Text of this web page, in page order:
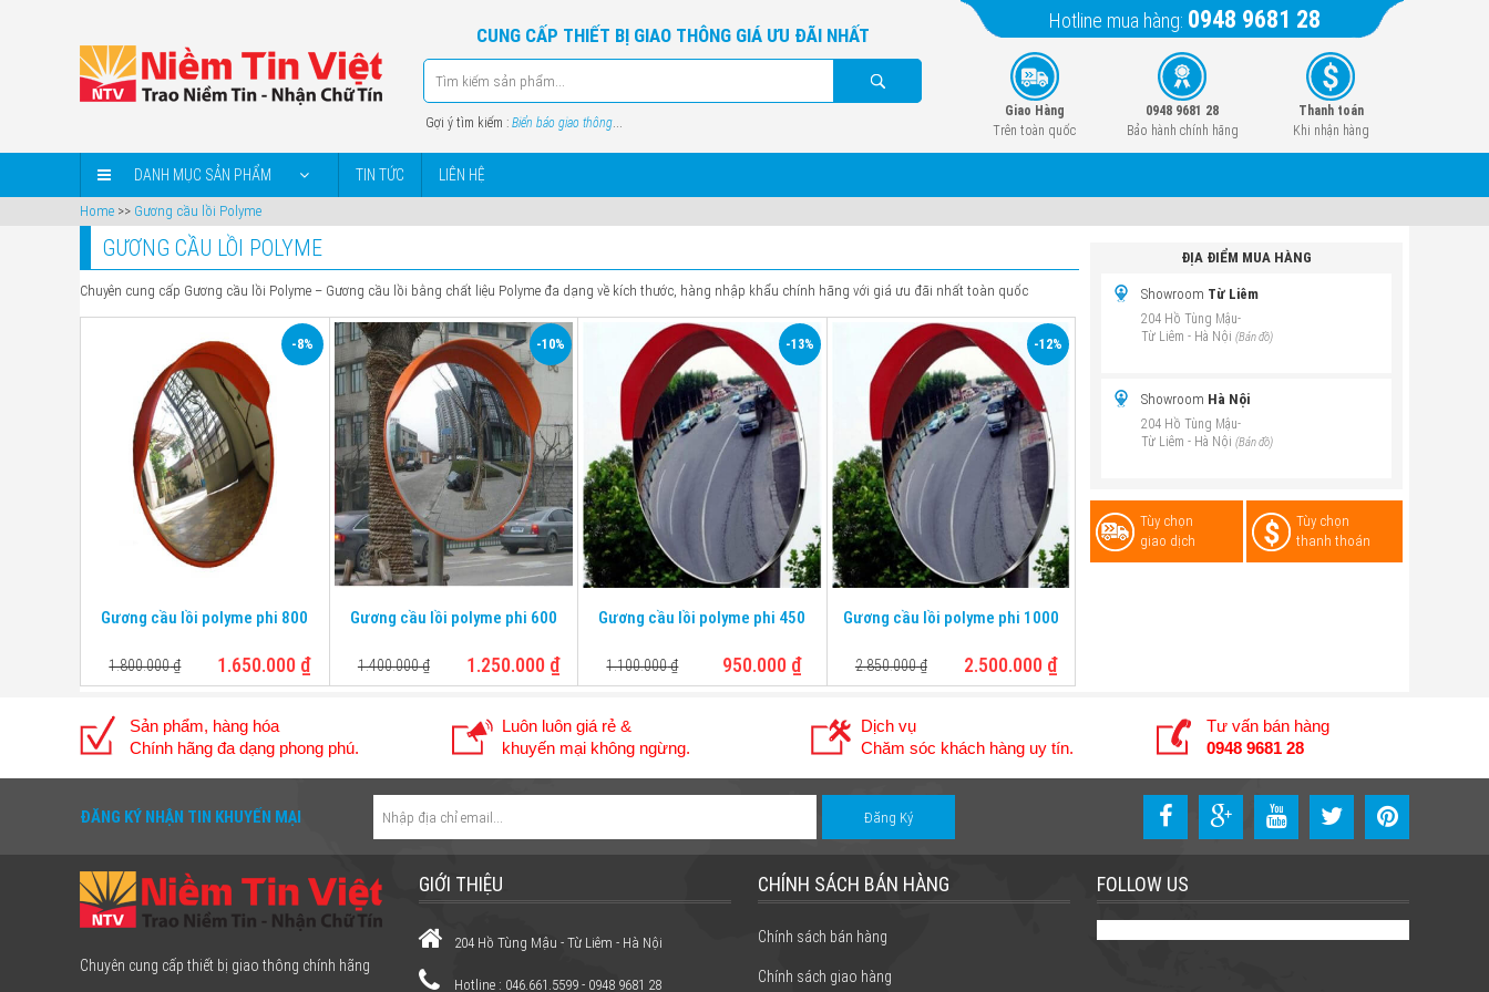
CUNG CẤP THIẾT BỊ GIAO THÔNG GIÁ ƯU ĐÃI NHẤT
Gợi ý tìm kiếm : Biển báo giao thông...
Hotline mua hàng: 0948 9681 28
Giao Hàng
Trên toàn quốc
0948 9681 28
Bảo hành chính hãng
Thanh toán
Khi nhận hàng
DANH MỤC SẢN PHẨM TIN TỨC LIÊN HỆ
Home >> Gương cầu lồi Polyme
GƯƠNG CẦU LỒI POLYME
Chuyên cung cấp Gương cầu lồi Polyme – Gương cầu lồi bằng chất liệu Polyme đa dạng về kích thước, hàng nhập khẩu chính hãng với giá ưu đãi nhất toàn quốc
800 mm
Chất liệu
Plastic
Composite
-8%
Gương cầu lồi polyme phi 800
1.800.000₫ 1.650.000 ₫
Đường kính Ø 800 (80cm)
Chất liệu Polyme
-10%
Gương cầu lồi polyme phi 600
1.400.000₫ 1.250.000₫
Đường kính Ø 450
Chất liệu Polyme
-13%
Gương cầu lồi polyme phi 450
1.100.000₫ 950.000₫
Đường
kính
100 cm
Thấu kinh
Plastic
Composite
-12%
Gương cầu lồi polyme phi 1000
2.850.000₫ 2.500.000₫
ĐỊA ĐIỂM MUA HÀNG
Showroom Từ Liêm
204 Hồ Tùng Mậu-
Từ Liêm - Hà Nội (Bản đồ)
Showroom Hà Nội
204 Hồ Tùng Mậu-
Từ Liêm - Hà Nội (Bản đồ)
Tùy chọn
giao dịch
Tùy chọn
thanh thoán
Sản phẩm, hàng hóa
Chính hãng đa dạng phong phú.
Luôn luôn giá rẻ &
khuyến mại không ngừng.
Dịch vụ
Chăm sóc khách hàng uy tín.
Tư vấn bán hàng
0948 9681 28
ĐĂNG KÝ NHẬN TIN KHUYẾN MẠI
Chuyên cung cấp thiết bị giao thông chính hãng
GIỚI THIỆU
204 Hồ Tùng Mậu - Từ Liêm - Hà Nội
Hotline : 046.661.5599 - 0948 9681 28
CHÍNH SÁCH BÁN HÀNG
Chính sách bán hàng
Chính sách giao hàng
FOLLOW US